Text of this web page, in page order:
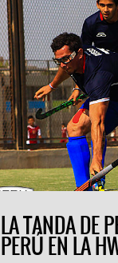
LA TANDA DE
PERÚ EN LA